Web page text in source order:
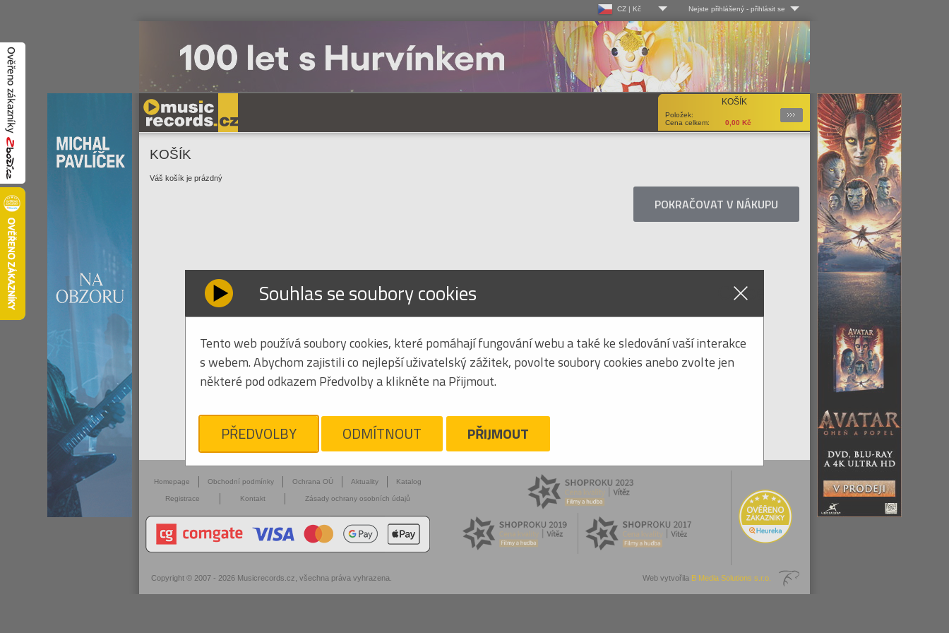
CZ | Kč
CZ | Kč
SK | EUR
Nejste přihlášený - přihlásit se
Log-in
Uživ. jméno:
Heslo:
KOŠÍK
Položek:
Cena celkem:
0,00 Kč
Podrobnosti
KOŠÍK
Váš košík je prázdný
POKRAČOVAT V NÁKUPU
Homepage Obchodní podmínky Ochrana OÚ Aktuality Katalog
Registrace Kontakt Zásady ochrany osobních údajů
Copyright © 2007 - 2026 Musicrecords.cz , všechna práva vyhrazena. Web vytvořila B Media Solutions s.r.o.
Souhlas se soubory cookies Close
Tento web používá soubory cookies, které pomáhají fungování webu a také ke sledování vaší interakce
s webem. Abychom zajistili co nejlepší uživatelský zážitek, povolte soubory cookies anebo zvolte jen
některé pod odkazem Předvolby a klikněte na Přijmout.
PŘEDVOLBY ODMÍTNOUT PŘIJMOUT